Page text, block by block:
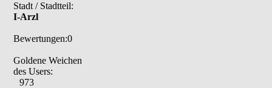
Stadt / Stadtteil:
I-Arzl
Bewertungen:0
Goldene Weichen
des Users:
973